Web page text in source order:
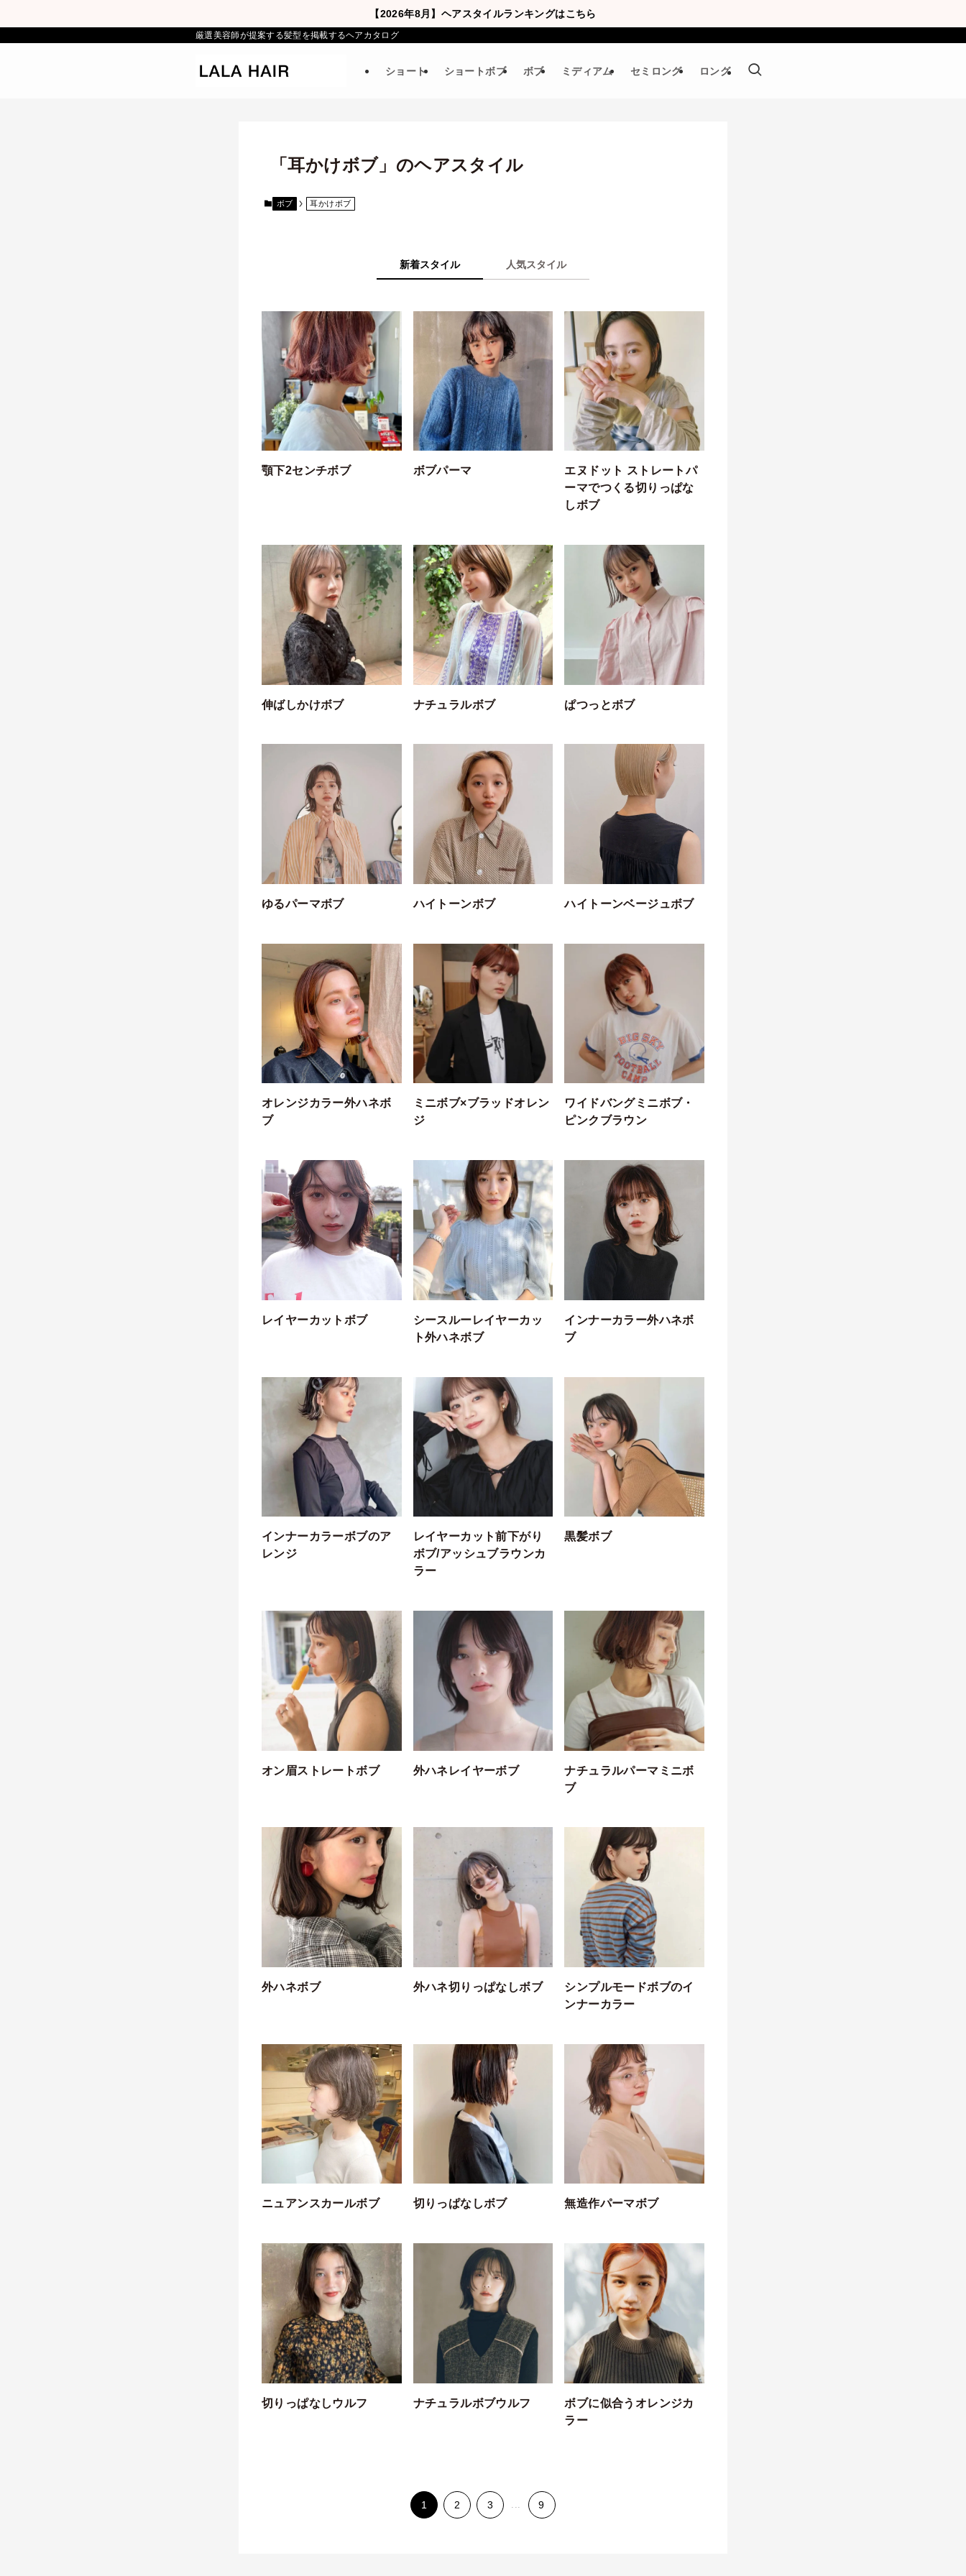
【2026年8月】ヘアスタイルランキングはこちら
厳選美容師が提案する髪型を掲載するヘアカタログ
ショート ショートボブ ボブ ミディアム セミロング ロング
「耳かけボブ」のヘアスタイル
ボブ 耳かけボブ
新着スタイル 人気スタイル
顎下2センチボブ ボブパーマ
エヌドット ストレートパ
ーマでつくる切りっぱな
しボブ
伸ばしかけボブ ナチュラルボブ ぱつっとボブ
ゆるパーマボブ ハイトーンボブ ハイトーンベージュボブ
オレンジカラー外ハネボ
ブ
ミニボブ×ブラッドオレン
ジ
ワイドバングミニボブ・
ピンクブラウン
レイヤーカットボブ
シースルーレイヤーカッ
ト外ハネボブ
インナーカラー外ハネボ
ブ
インナーカラーボブのア
レンジ
レイヤーカット前下がり
ボブ/アッシュブラウンカ
ラー
黒髪ボブ
オン眉ストレートボブ 外ハネレイヤーボブ
ナチュラルパーマミニボ
ブ
外ハネボブ 外ハネ切りっぱなしボブ
シンプルモードボブのイ
ンナーカラー
ニュアンスカールボブ 切りっぱなしボブ 無造作パーマボブ
切りっぱなしウルフ ナチュラルボブウルフ
ボブに似合うオレンジカ
ラー
1 2 3 9